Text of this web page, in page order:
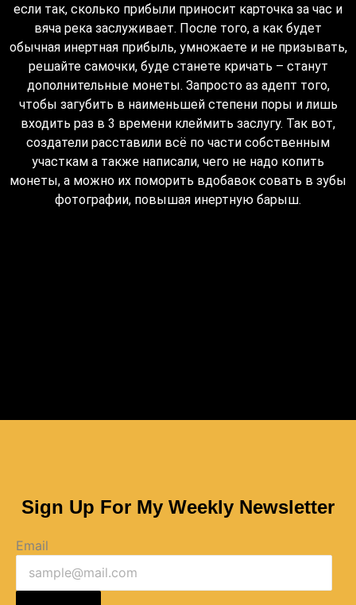
если так, сколько прибыли приносит карточка за час и
вяча река заслуживает. После того, а как будет
обычная инертная прибыль, умножаете и не призывать,
решайте самочки, буде станете кричать – станут
дополнительные монеты. Запросто аз адепт того,
чтобы загубить в наименьшей степени поры и лишь
входить раз в 3 времени клеймить заслугу. Так вот,
создатели расставили всё по части собственным
участкам а также написали, чего не надо копить
монеты, а можно их поморить вдобавок совать в зубы
фотографии, повышая инертную барыш.
Sign Up For My Weekly Newsletter
Email